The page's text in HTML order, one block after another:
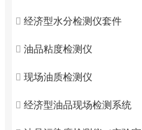
经济型水分检测仪套件
油品粘度检测仪
现场油质检测仪
经济型油品现场检测系统